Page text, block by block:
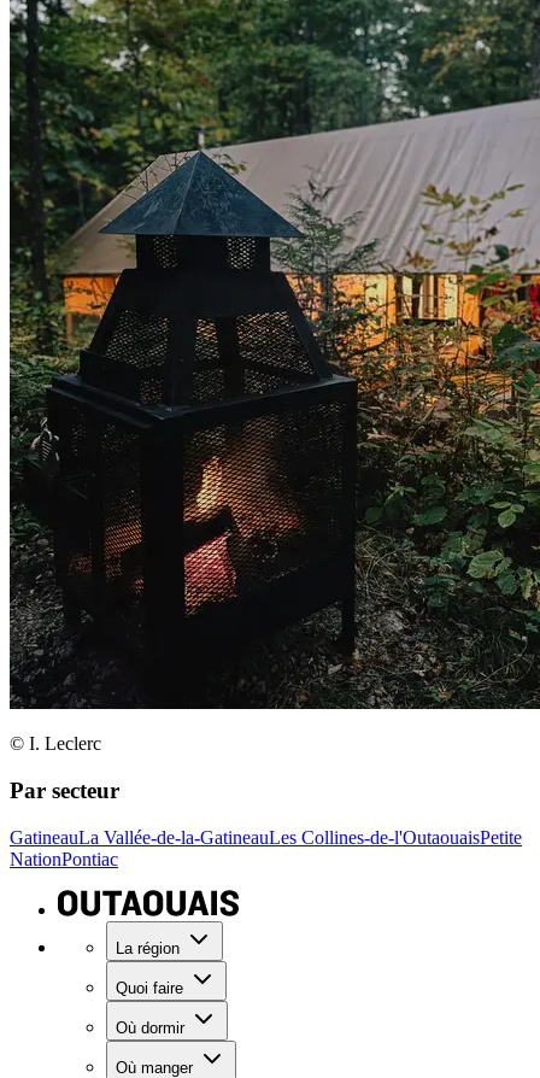
© I. Leclerc
Par secteur
GatineauLa Vallée-de-la-GatineauLes Collines-de-l'OutaouaisPetite
NationPontiac
La région
Quoi faire
Où dormir
Où manger